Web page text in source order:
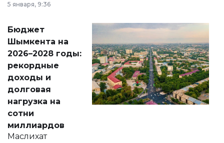
принести
народу
Венесуэлы.
5 января, 9:36
Бюджет
Шымкента на
2026–2028 годы:
рекордные
доходы и
долговая
нагрузка на
сотни
миллиардов
Маслихат